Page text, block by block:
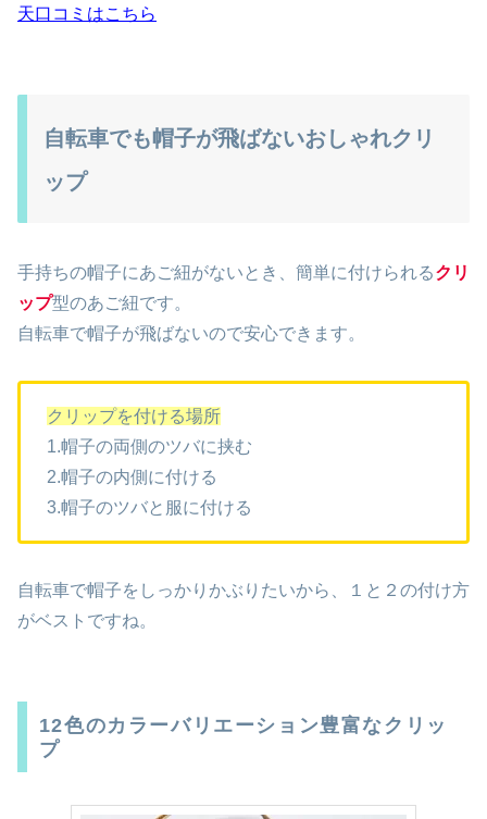
天口コミはこちら
自転車でも帽子が飛ばないおしゃれクリ
ップ
手持ちの帽子にあご紐がないとき、簡単に付けられるクリ
ップ型のあご紐です。
自転車で帽子が飛ばないので安心できます。
クリップを付ける場所
1.帽子の両側のツバに挟む
2.帽子の内側に付ける
3.帽子のツバと服に付ける
自転車で帽子をしっかりかぶりたいから、１と２の付け方
がベストですね。
12色のカラーバリエーション豊富なクリッ
プ